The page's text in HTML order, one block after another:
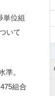
単位組
いて
準。
組合